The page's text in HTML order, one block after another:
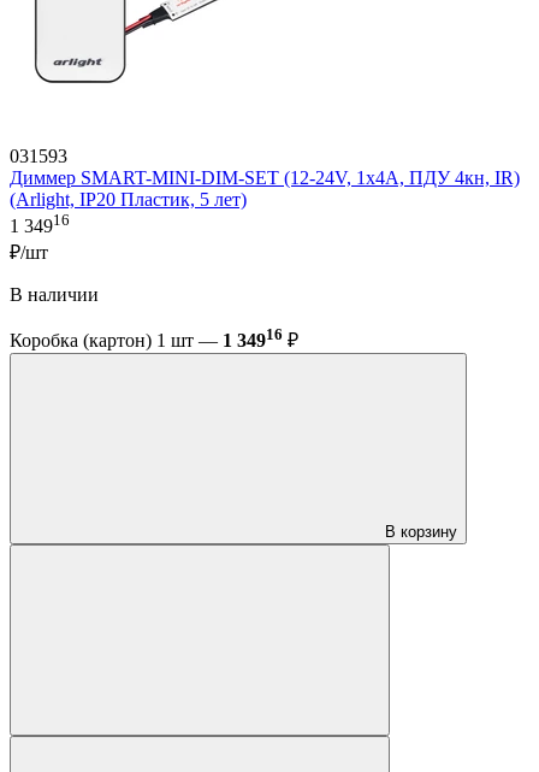
031593
Диммер SMART-MINI-DIM-SET (12-24V, 1x4A, ПДУ 4кн, IR)
(Arlight, IP20 Пластик, 5 лет)
1 34916
₽/шт
В наличии
Коробка (картон) 1 шт — 1 34916 ₽
В корзину